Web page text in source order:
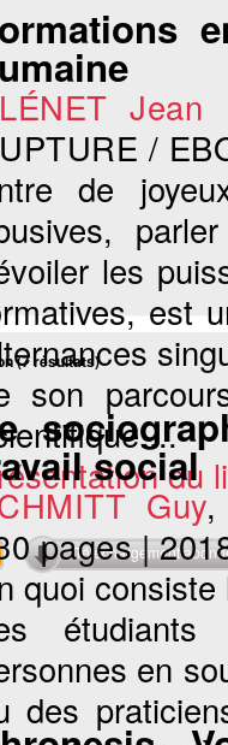
Jean
/
de
les
est
son
du
Téléchargement
(7 résultats)
social
Guy
pages|
quoi
étudiants
en
des